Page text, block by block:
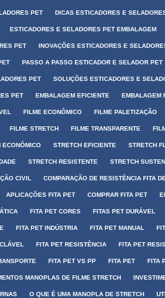
PET DICAS ESTICADORES E
ESTICADORES E SELADORES PET EMBALAGEM
PET INOVAÇÕES ESTICADORES E
PASSO A PASSO ESTICADOR E SELADOR PET
PET SOLUÇÕES ESTICADORES E
PET EMBALAGEM EFICIENTE EMBALAGEM
FILME ECONÔMICO FILME PALETIZAÇÃO
FILME STRETCH FILME TRANSPARENTE
ECONÔMICO STRETCH EFICIENTE STRETCH
STRETCH RESISTENTE STRETCH
CIVIL COMPARAÇÃO DE RESISTÊNCIA FITA
APLICAÇÕES FITA PET COMPRAR FITA PET
FITA PET CORES FITAS PET DURÁVEL
FITA PET INDÚSTRIA FITA PET MANUAL
FITA PET RESISTÊNCIA FITA PET
FITA PET VS PP FITA PET FITA
MANOPLAS DE FILME STRETCH
O QUE É UMA MANOPLA DE STRETCH